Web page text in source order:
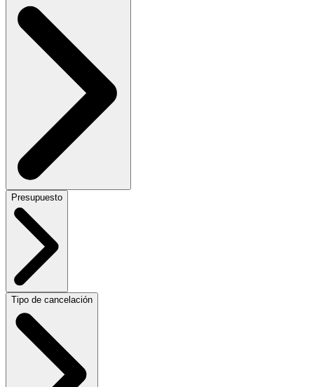
Presupuesto
Tipo de cancelación